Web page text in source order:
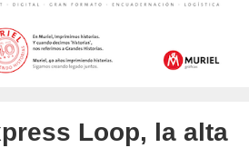
Loop, la alta